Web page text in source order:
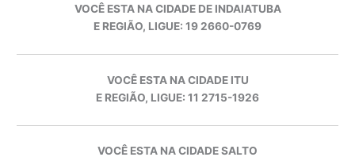
VOCÊ ESTA NA CIDADE DE INDAIATUBA
E REGIÃO, LIGUE: 19 2660-0769
VOCÊ ESTA NA CIDADE ITU
E REGIÃO, LIGUE: 11 2715-1926
VOCÊ ESTA NA CIDADE SALTO